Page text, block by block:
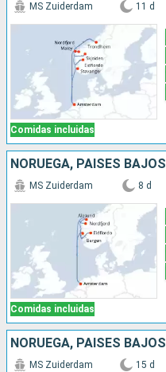
Comidas incluidas
MS Zuiderdam 11 d
NORUEGA, PAISES BAJOS
Comidas incluidas
MS Zuiderdam 8 d
NORUEGA, PAISES BAJOS
MS Zuiderdam 15 d